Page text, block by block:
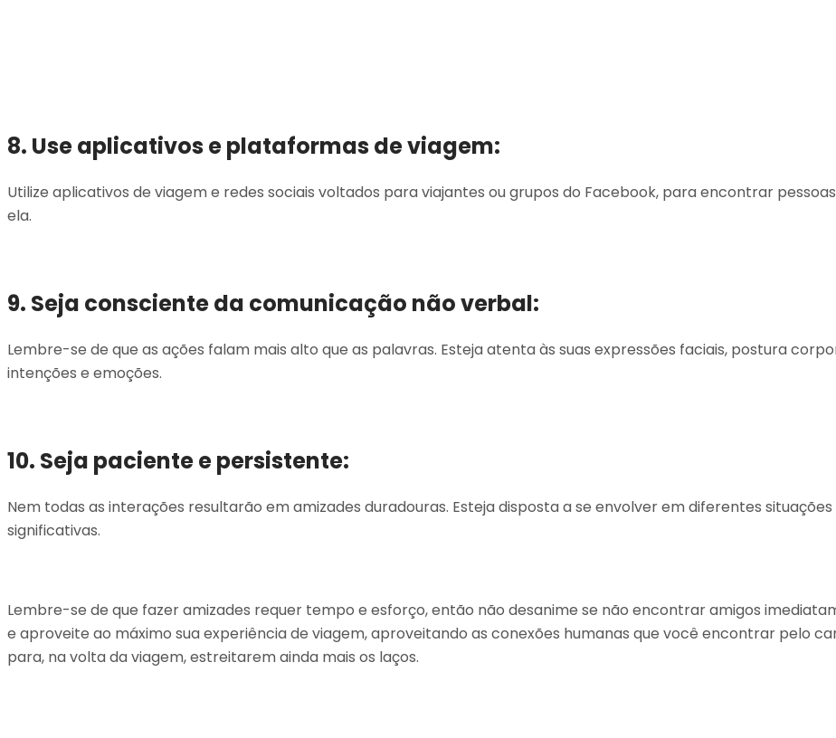
8. Use aplicativos e plataformas de viagem:
Utilize aplicativos de viagem e redes sociais voltados para viajantes ou grupos do Facebook, para encontrar
ela.
9. Seja consciente da comunicação não verbal:
Lembre-se de que as ações falam mais alto que as palavras. Esteja atenta às suas expressões faciais, postura
intenções e emoções.
10. Seja paciente e persistente:
Nem todas as interações resultarão em amizades duradouras. Esteja disposta a se envolver em diferentes
significativas.
Lembre-se de que fazer amizades requer tempo e esforço, então não desanime se não encontrar amigos
e aproveite ao máximo sua experiência de viagem, aproveitando as conexões humanas que você encontrar pelo
para, na volta da viagem, estreitarem ainda mais os laços.